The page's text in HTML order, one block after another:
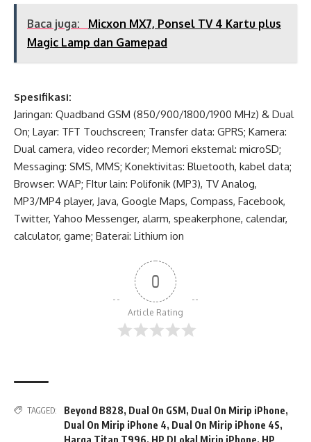
Baca juga:
Micxon MX7, Ponsel TV 4 Kartu plus
Magic Lamp dan Gamepad
Spesifikasi:
Jaringan: Quadband GSM (850/900/1800/1900 MHz) & Dual
On; Layar: TFT Touchscreen; Transfer data: GPRS; Kamera:
Dual camera, video recorder; Memori eksternal: microSD;
Messaging: SMS, MMS; Konektivitas: Bluetooth, kabel data;
Browser: WAP; FItur lain: Polifonik (MP3), TV Analog,
MP3/MP4 player, Java, Google Maps, Compass, Facebook,
Twitter, Yahoo Messenger, alarm, speakerphone, calendar,
calculator, game; Baterai: Lithium ion
0
Article Rating
TAGGED: Beyond B828, Dual On GSM, Dual On Mirip iPhone,
Dual On Mirip iPhone 4, Dual On Mirip iPhone 4S,
Harga Titan T996, HP DLokal Mirip iPhone, HP